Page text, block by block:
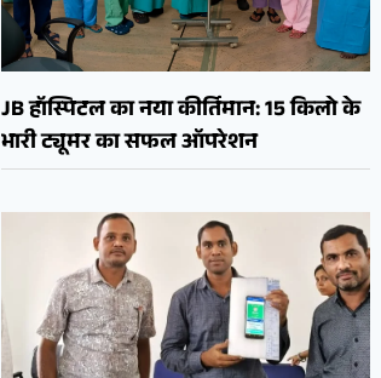
JB हॉस्पिटल का नया कीर्तिमान: 15 किलो के
भारी ट्यूमर का सफल ऑपरेशन